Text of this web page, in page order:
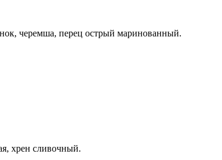
черемша, перец острый маринованный.
хрен сливочный.